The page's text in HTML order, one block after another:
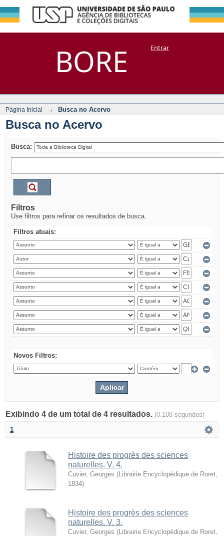
BORE
Busca no Acervo
DSpace/Manakin + CoriscoEntrar
Página Inicial → Busca no Acervo
Busca no Acervo
Busca:
Filtros
Use filtros para refinar os resultados de busca.
Filtros atuais:
Novos Filtros:
Exibindo 4 de um total de 4 resultados. (0.108 segundos)
1
Histoire des progrès des sciences
naturelles. V. 4.
Cuvier, Georges ( Librairie Encyclopédique de Roret
1834)
Histoire des progrès des sciences
naturelles. V. 3.
Cuvier, Georges ( Librairie Encyclopédique de Roret